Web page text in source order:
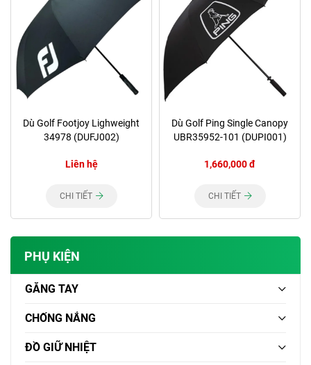
PHỤ KIỆN
GĂNG TAY
CHỐNG NẮNG
ĐỒ GIỮ NHIỆT
Dù Golf Footjoy Lighweight
34978 (DUFJ002)
Liên hệ
CHI TIẾT
Dù Golf Ping Single Canopy
UBR35952-101 (DUPI001)
1,660,000 đ
CHI TIẾT